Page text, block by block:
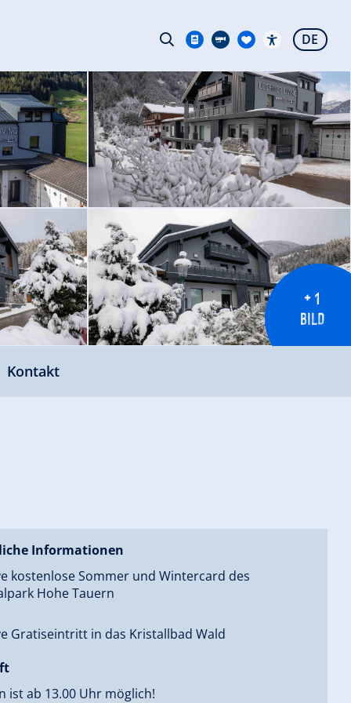
+ 1
BILD
Kontakt
Informationen
kostenlose Sommer und Wintercard des
Hohe Tauern
Gratiseintritt in das Kristallbad Wald
ist ab 13.00 Uhr möglich!
DE